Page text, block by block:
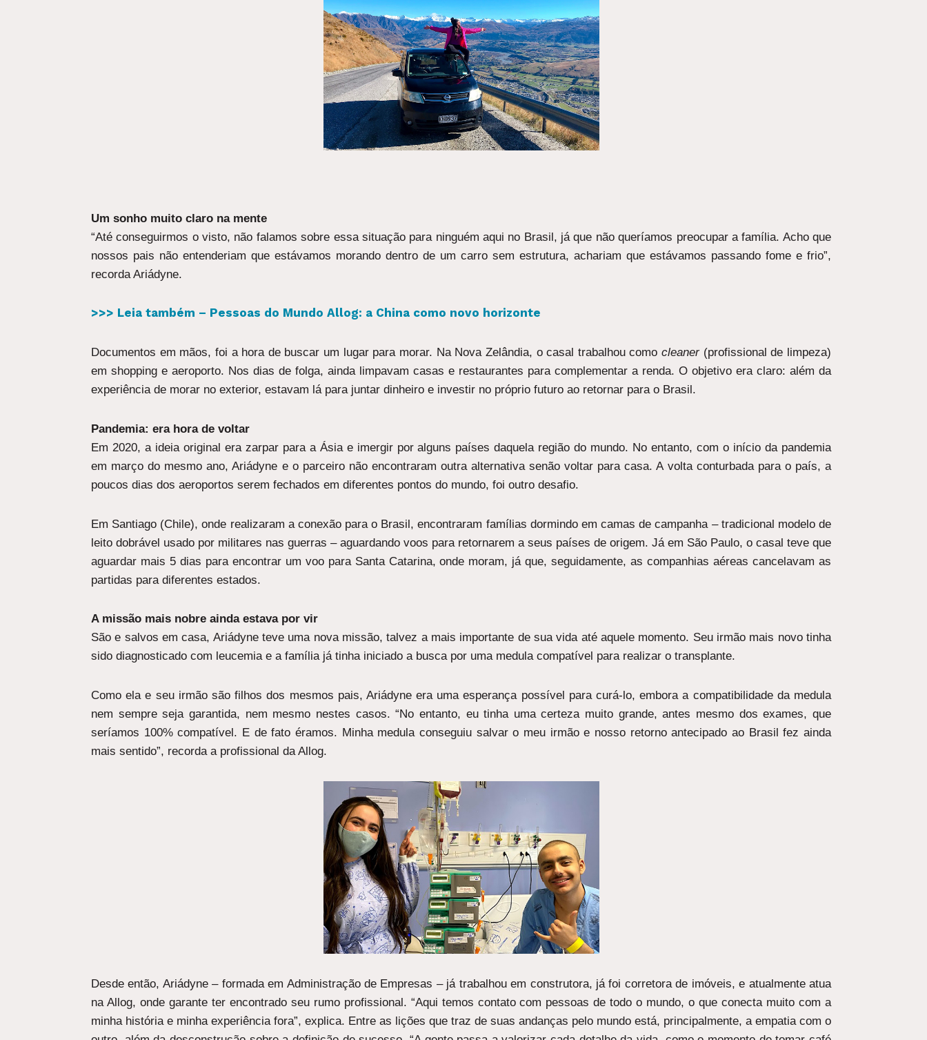
Um sonho muito claro na mente
“Até conseguirmos o visto, não falamos sobre essa situação para ninguém aqui no Brasil, já que não queríamos preocupar a família. Acho que
nossos pais não entenderiam que estávamos morando dentro de um carro sem estrutura, achariam que estávamos passando fome e frio”,
recorda Ariádyne.
>>> Leia também – Pessoas do Mundo Allog: a China como novo horizonte
Documentos em mãos, foi a hora de buscar um lugar para morar. Na Nova Zelândia, o casal trabalhou comocleaner(profissional de limpeza)
em shopping e aeroporto. Nos dias de folga, ainda limpavam casas e restaurantes para complementar a renda. O objetivo era claro: além da
experiência de morar no exterior, estavam lá para juntar dinheiro e investir no próprio futuro ao retornar para o Brasil.
Pandemia: era hora de voltar
Em 2020, a ideia original era zarpar para a Ásia e imergir por alguns países daquela região do mundo. No entanto, com o início da pandemia
em março do mesmo ano, Ariádyne e o parceiro não encontraram outra alternativa senão voltar para casa. A volta conturbada para o país, a
poucos dias dos aeroportos serem fechados em diferentes pontos do mundo, foi outro desafio.
Em Santiago (Chile), onde realizaram a conexão para o Brasil, encontraram famílias dormindo em camas de campanha – tradicional modelo de
leito dobrável usado por militares nas guerras – aguardando voos para retornarem a seus países de origem. Já em São Paulo, o casal teve que
aguardar mais 5 dias para encontrar um voo para Santa Catarina, onde moram, já que, seguidamente, as companhias aéreas cancelavam as
partidas para diferentes estados.
A missão mais nobre ainda estava por vir
São e salvos em casa, Ariádyne teve uma nova missão, talvez a mais importante de sua vida até aquele momento. Seu irmão mais novo tinha
sido diagnosticado com leucemia e a família já tinha iniciado a busca por uma medula compatível para realizar o transplante.
Como ela e seu irmão são filhos dos mesmos pais, Ariádyne era uma esperança possível para curá-lo, embora a compatibilidade da medula
nem sempre seja garantida, nem mesmo nestes casos. “No entanto, eu tinha uma certeza muito grande, antes mesmo dos exames, que
seríamos 100% compatível. E de fato éramos. Minha medula conseguiu salvar o meu irmão e nosso retorno antecipado ao Brasil fez ainda
mais sentido”, recorda a profissional da Allog.
Desde então, Ariádyne – formada em Administração de Empresas – já trabalhou em construtora, já foi corretora de imóveis, e atualmente atua
na Allog, onde garante ter encontrado seu rumo profissional. “Aqui temos contato com pessoas de todo o mundo, o que conecta muito com a
minha história e minha experiência fora”, explica. Entre as lições que traz de suas andanças pelo mundo está, principalmente, a empatia com o